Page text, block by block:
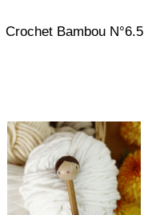
Crochet Bambou N°6.5